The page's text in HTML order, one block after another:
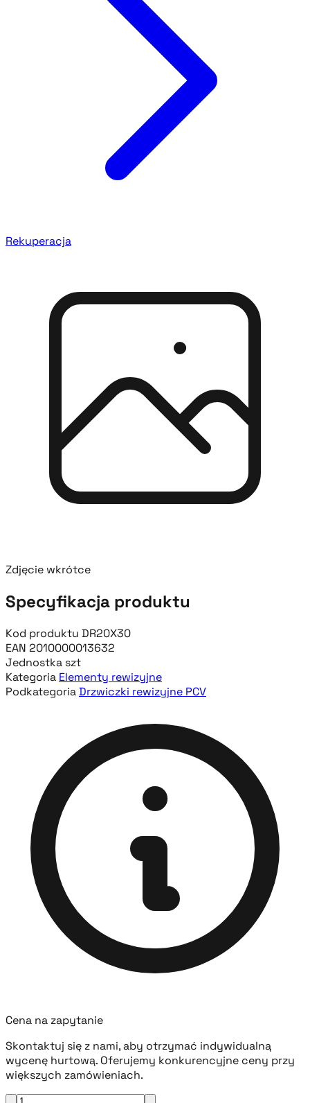
Rekuperacja
Zdjęcie wkrótce
Specyfikacja produktu
Kod produktu DR20X30
EAN 2010000013632
Jednostka szt
Kategoria Elementy rewizyjne
PodkategoriaDrzwiczki rewizyjne PCV
Cena na zapytanie
Skontaktuj się z nami, aby otrzymać indywidualną
wycenę hurtową. Oferujemy konkurencyjne ceny przy
większych zamówieniach.